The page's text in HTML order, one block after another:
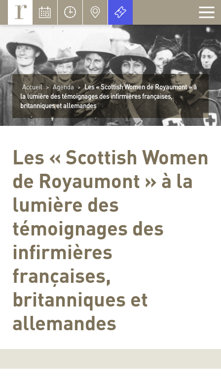
Accueil > Agenda > Les « Scottish Women de Royaumont » à
la lumière des témoignages des infirmières françaises,
britanniques et allemandes
Les « Scottish Women
de Royaumont » à la
lumière des
témoignages des
infirmières
françaises,
britanniques et
allemandes
Panneau de gestion des cookies